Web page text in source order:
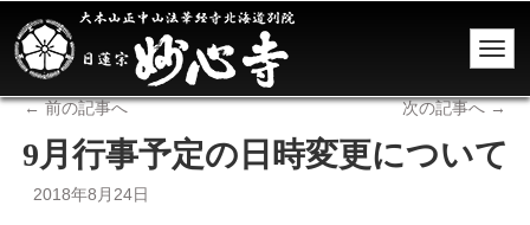
←前の記事へ 次の記事へ→
9月行事予定の日時変更について
2018年8月24日